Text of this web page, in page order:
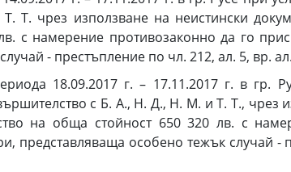
чрез използване на неистински
с намерение противозаконно да го
- престъпление по чл. 212, ал. 5, вр.
18.09.2017 г. – 17.11.2017 г. в гр.
с Б. А., Н. Д., Н. М. и Т. Т., чрез
на обща стойност 650 320 лв. с
представляваща особено тежък случай -